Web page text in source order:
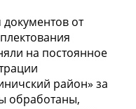
от
на постоянное
район» за
обработаны,